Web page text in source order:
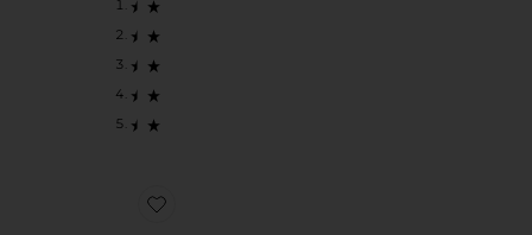
Favorite НАБОР АРОМАТОВ VANILLA HAZE EXTRAIT +